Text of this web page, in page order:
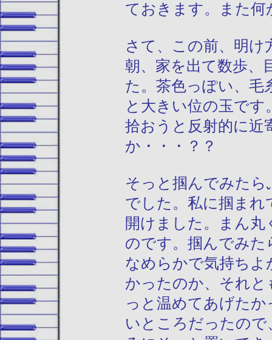
ておきます。また
さて、この前、明
朝、家を出て数歩、
た。茶色っぽい、
と大きい位の玉で
拾おうと反射的に近
か・・・？？
そっと掴んでみた
でした。私に掴ま
開けました。まん
のです。掴んでみ
なめらかで気持ち
かったのか、それ
っと温めてあげた
いところだったの